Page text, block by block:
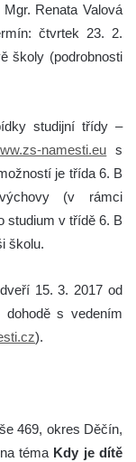
Renata Valová
čtvrtek 23. 2.
školy (podrobnosti
studijní třídy –
namesti.eu s
je třída 6. B
(v rámci
studium v třídě 6. B
školu.
15. 3. 2017 od
dohodě s vedením
).
469, okres Děčín,
téma Kdy je dítě